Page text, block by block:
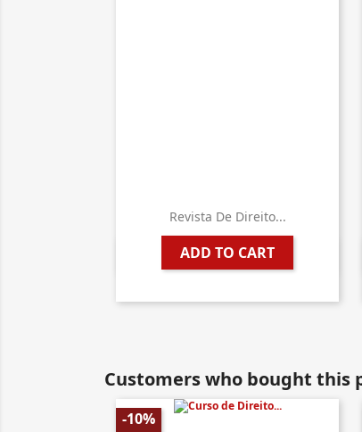
Revista De Direito...
ADD TO CART
 Quick view
Customers who bought this
-10%